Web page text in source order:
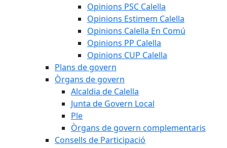
Opinions PSC Calella
Opinions Estimem Calella
Opinions Calella En Comú
Opinions PP Calella
Opinions CUP Calella
Plans de govern
Òrgans de govern
Alcaldia de Calella
Junta de Govern Local
Ple
Òrgans de govern complementaris
Consells de Participació